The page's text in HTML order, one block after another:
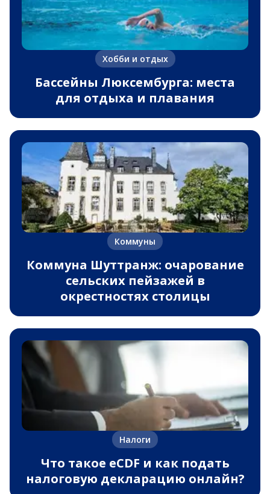
Хобби и отдых
Бассейны Люксембурга: места
для отдыха и плавания
Коммуны
Коммуна Шуттранж: очарование
сельских пейзажей в
окрестностях столицы
Налоги
Что такое eCDF и как подать
налоговую декларацию онлайн?